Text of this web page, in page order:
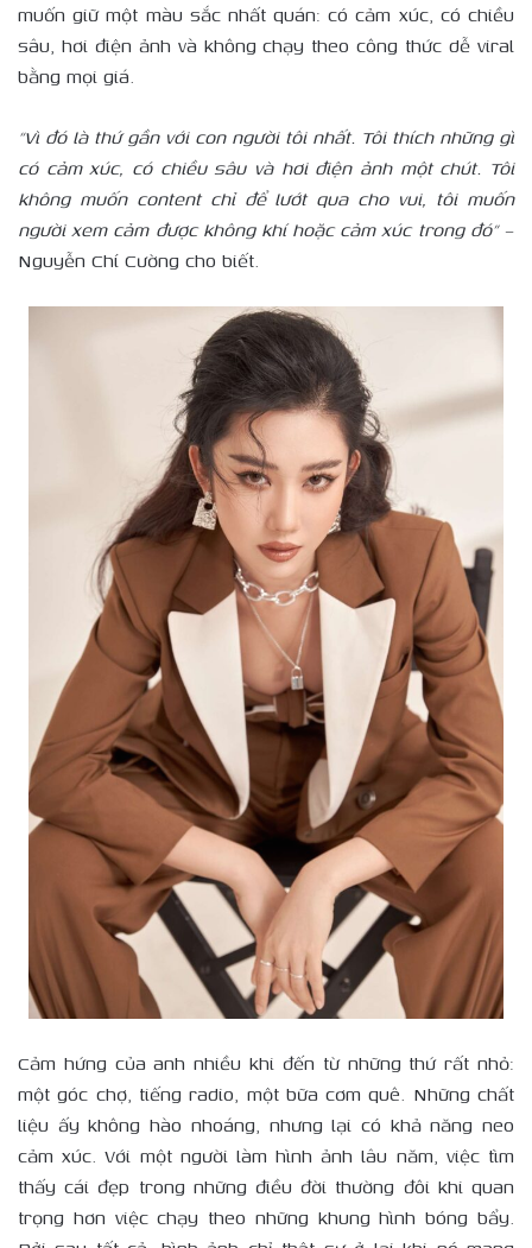
muốn giữ một màu sắc nhất quán: có cảm xúc, có chiều
sâu, hơi điện ảnh và không chạy theo công thức dễ viral
bằng mọi giá.
“Vì đó là thứ gần với con người tôi nhất. Tôi thích những gì
có cảm xúc, có chiều sâu và hơi điện ảnh một chút. Tôi
không muốn content chỉ để lướt qua cho vui, tôi muốn
người xem cảm được không khí hoặc cảm xúc trong đó” –
Nguyễn Chí Cường cho biết.
Cảm hứng của anh nhiều khi đến từ những thứ rất nhỏ:
một góc chợ, tiếng radio, một bữa cơm quê. Những chất
liệu ấy không hào nhoáng, nhưng lại có khả năng neo
cảm xúc. Với một người làm hình ảnh lâu năm, việc tìm
thấy cái đẹp trong những điều đời thường đôi khi quan
trọng hơn việc chạy theo những khung hình bóng bẩy.